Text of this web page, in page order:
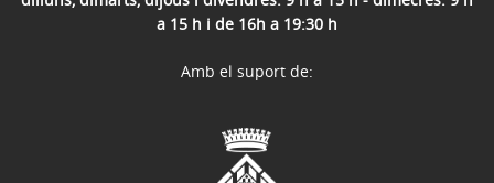
a 15 h i de 16h a 19:30 h
Amb el suport de: